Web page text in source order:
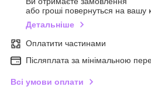
або гроші повернуться на вашу
Детальніше
Оплатити частинами
Післяплата за мінімальною
Всі умови оплати